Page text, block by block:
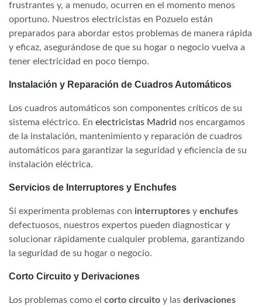
frustrantes y, a menudo, ocurren en el momento menos
oportuno. Nuestros electricistas en Pozuelo están
preparados para abordar estos problemas de manera rápida
y eficaz, asegurándose de que su hogar o negocio vuelva a
tener electricidad en poco tiempo.
Instalación y Reparación de Cuadros Automáticos
Los cuadros automáticos son componentes críticos de su
sistema eléctrico. En electricistas Madrid nos encargamos
de la instalación, mantenimiento y reparación de cuadros
automáticos para garantizar la seguridad y eficiencia de su
instalación eléctrica.
Servicios de Interruptores y Enchufes
Si experimenta problemas con interruptores y enchufes
defectuosos, nuestros expertos pueden diagnosticar y
solucionar rápidamente cualquier problema, garantizando
la seguridad de su hogar o negocio.
Corto Circuito y Derivaciones
Los problemas como el corto circuito y las derivaciones